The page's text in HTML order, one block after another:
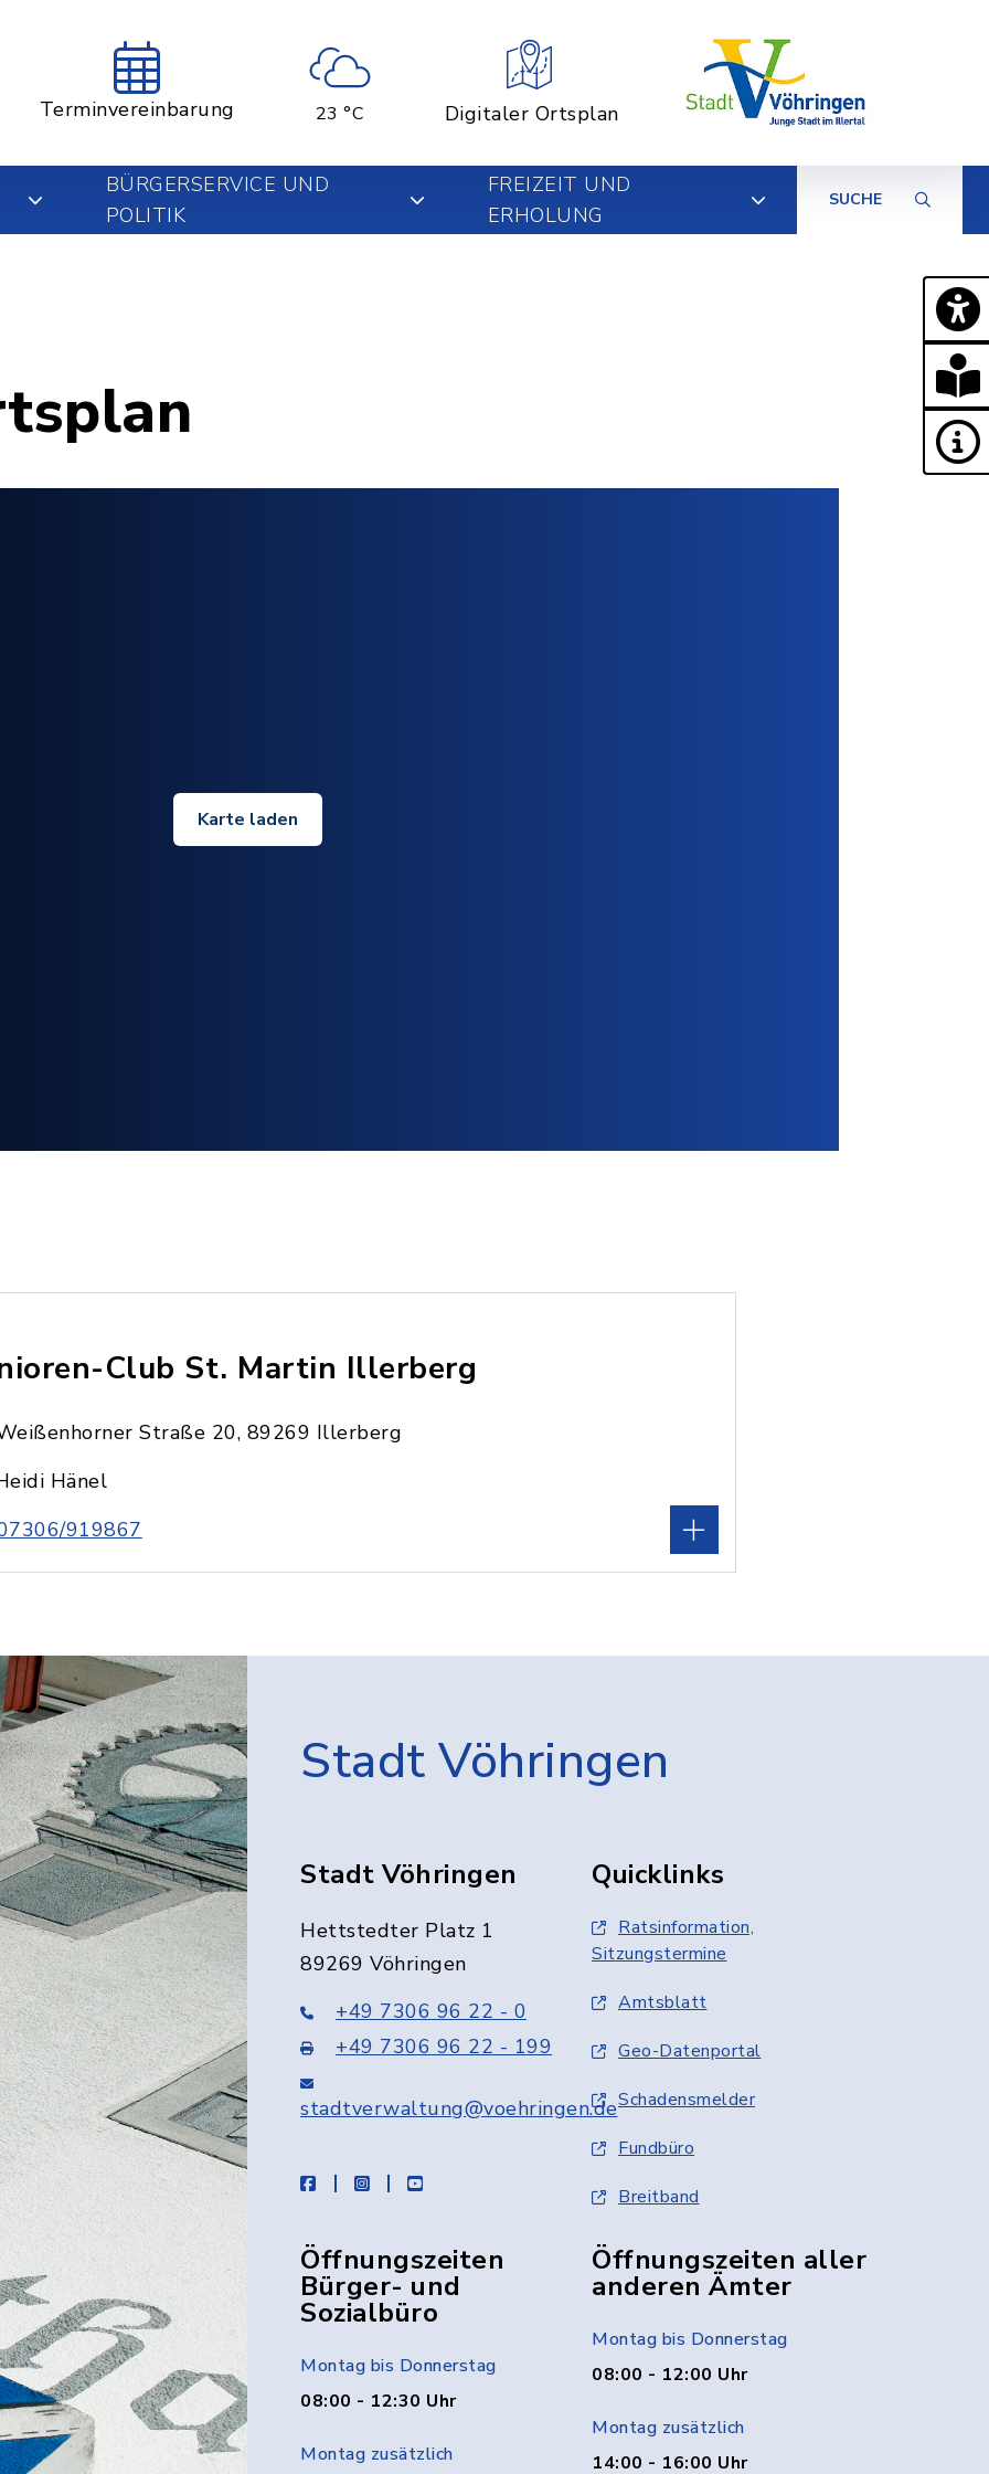
Terminvereinbarung 23 °C Digitaler Ortsplan
BÜRGERSERVICE UND
POLITIK
FREIZEIT UND
ERHOLUNG
SUCHE
Karte laden
Club St. Martin Illerberg
Straße 20, 89269 Illerberg
Hänel
919867
Stadt Vöhringen
Stadt Vöhringen
Hettstedter Platz 1
89269 Vöhringen
+49 7306 96 22 - 0
+49 7306 96 22 - 199
stadtverwaltung@voehringen.de
facebookinstagramyoutube
Quicklinks
Ratsinformation,
Sitzungstermine
Amtsblatt
Geo-Datenportal
Schadensmelder
Fundbüro
Breitband
Öffnungszeiten
Bürger- und
Sozialbüro
Montag bis Donnerstag
08:00 - 12:30 Uhr
Montag zusätzlich
Öffnungszeiten aller
anderen Ämter
Montag bis Donnerstag
08:00 - 12:00 Uhr
Montag zusätzlich
14:00 - 16:00 Uhr